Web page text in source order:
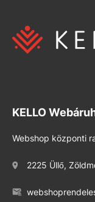
KELLO
Webshop központi
2225 Üllő,